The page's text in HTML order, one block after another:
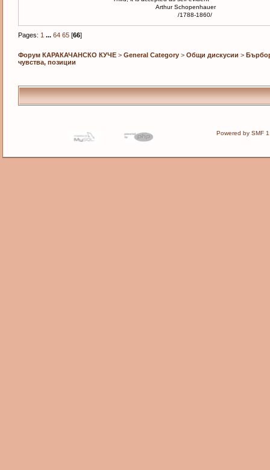
Arthur Schopenhauer
/1788-1860/
Pages: 1 ... 64 65[66]
Форум КАРАКАЧАНСКО КУЧЕ> General Category> Общи дискусии >
чувства, позиции
Powered by SMF